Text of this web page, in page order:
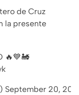
de Cruz
la presente
🔥💙🚂
September 20,